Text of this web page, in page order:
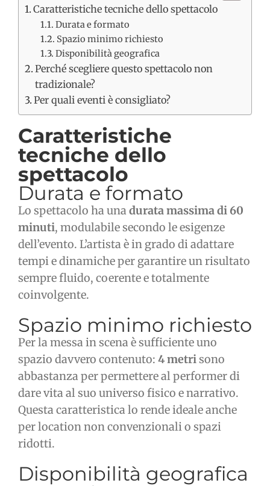
Caratteristiche tecniche dello spettacolo
Durata e formato
Spazio minimo richiesto
Disponibilità geografica
Perché scegliere questo spettacolo non
tradizionale?
Per quali eventi è consigliato?
Caratteristiche
tecniche dello
spettacolo
Durata e formato
Lo spettacolo ha unadurata massima di 60
minuti, modulabile secondo le esigenze
dell’evento. L’artista è in grado di adattare
tempi e dinamiche per garantire un risultato
sempre fluido, coerente e totalmente
coinvolgente.
Spazio minimo richiesto
Per la messa in scena è sufficiente uno
spazio davvero contenuto: 4 metrisono
abbastanza per permettere al performer di
dare vita al suo universo fisico e narrativo.
Questa caratteristica lo rende ideale anche
per location non convenzionali o spazi
ridotti.
Disponibilità geografica